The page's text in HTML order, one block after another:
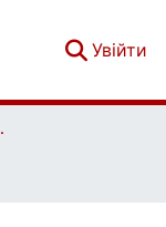
Увійти
University of Kyiv and Organizations